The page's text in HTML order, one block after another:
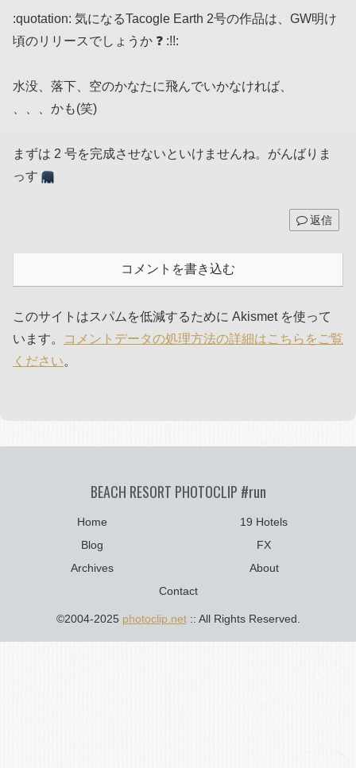
:quotation: 気になるTacogle Earth 2号の作品は、GW明け
頃のリリースでしょうか ❓ :!!:
水没、落下、空のかなたに飛んでいかなければ、
、、、かも(笑)
まずは 2 号を完成させないといけませんね。がんばりま
っす
返信
コメントを書き込む
このサイトはスパムを低減するために Akismet を使って
います。
コメントデータの処理方法の詳細はこちらをご覧
ください。
BEACH RESORT PHOTOCLIP #run
Home
19 Hotels
Blog
FX
Archives
About
Contact
©2004-2025 photoclip.net:: All Rights Reserved.